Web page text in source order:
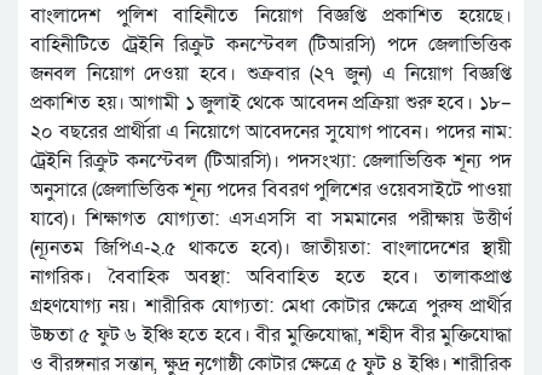
বাংলাদেশ পুলিশ বাহিনীতে নিয়োগ বিজ্ঞপ্তি প্রকাশিত হয়েছে।
বাহিনীটিতে ট্রেইনি রিক্রুট কনস্টেবল (টিআরসি) পদে জেলাভিত্তিক
জনবল নিয়োগ দেওয়া হবে। শুক্রবার (২৭ জুন) এ নিয়োগ বিজ্ঞপ্তি
প্রকাশিত হয়। আগামী ১ জুলাই থেকে আবেদন প্রক্রিয়া শুরু হবে। ১৮–
২০ বছরের প্রার্থীরা এ নিয়োগে আবেদনের সুযোগ পাবেন। পদের নাম:
ট্রেইনি রিক্রুট কনস্টেবল (টিআরসি)। পদসংখ্যা: জেলাভিত্তিক শূন্য পদ
অনুসারে (জেলাভিত্তিক শূন্য পদের বিবরণ পুলিশের ওয়েবসাইটে পাওয়া
যাবে)। শিক্ষাগত যোগ্যতা: এসএসসি বা সমমানের পরীক্ষায় উত্তীর্ণ
(ন্যূনতম জিপিএ-২.৫ থাকতে হবে)। জাতীয়তা: বাংলাদেশের স্থায়ী
নাগরিক। বৈবাহিক অবস্থা: অবিবাহিত হতে হবে। তালাকপ্রাপ্ত
গ্রহণযোগ্য নয়। শারীরিক যোগ্যতা: মেধা কোটার ক্ষেত্রে পুরুষ প্রার্থীর
উচ্চতা ৫ ফুট ৬ ইঞ্চি হতে হবে। বীর মুক্তিযোদ্ধা, শহীদ বীর মুক্তিযোদ্ধা
ও বীরঙ্গনার সন্তান, ক্ষুদ্র নৃগোষ্ঠী কোটার ক্ষেত্রে ৫ ফুট ৪ ইঞ্চি। শারীরিক